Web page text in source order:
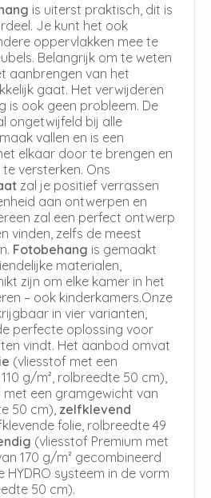
is uiterst praktisch, dit is
Je kunt het ook
oppervlakken mee te
Belangrijk om te weten
aanbrengen van het
gaat. Het verwijderen
is ook geen probleem. De
ongetwijfeld bij alle
vallen en is een
elkaar door te brengen en
versterken. Ons
zal je positief verrassen
aan ontwerpen en
zal een perfect ontwerp
vinden, zelfs de meest
Fotobehang is gemaakt
materialen,
zijn om elke kamer in het
– ook kinderkamers.Onze
in vier varianten,
perfecte oplossing voor
vindt. Het aanbod omvat
(vliesstof met een
g/m², rolbreedte 50 cm),
met een gramgewicht van
50 cm), zelfklevend
folie, rolbreedte 49
(vliesstof Premium met
170 g/m² gecombineerd
HYDRO systeem in de vorm
50 cm).